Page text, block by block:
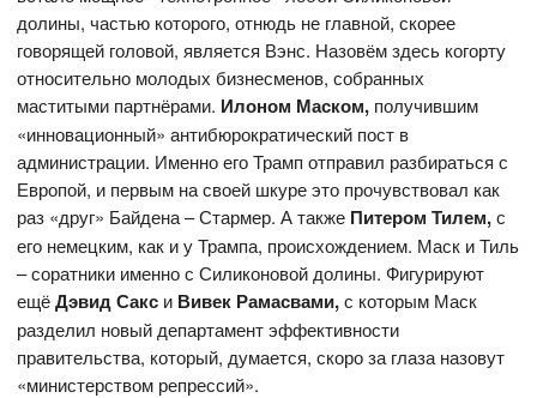
долины, частью которого, отнюдь не главной, скорее
говорящей головой, является Вэнс. Назовём здесь когорту
относительно молодых бизнесменов, собранных
маститыми партнёрами. Илоном Маском, получившим
«инновационный» антибюрократический пост в
администрации. Именно его Трамп отправил разбираться с
Европой, и первым на своей шкуре это прочувствовал как
раз «друг» Байдена – Стармер. А также Питером Тилем,с
его немецким, как и у Трампа, происхождением. Маск и Тиль
– соратники именно с Силиконовой долины. Фигурируют
ещёДэвид Сакс и Вивек Рамасвами,с которым Маск
разделил новый департамент эффективности
правительства, который, думается, скоро за глаза назовут
«министерством репрессий».